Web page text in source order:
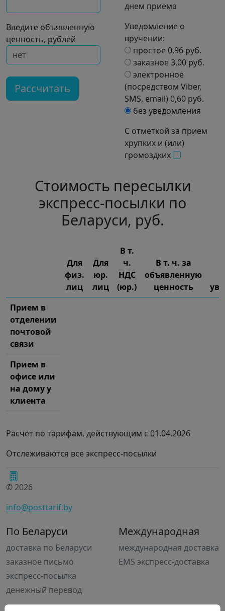
Введите объявленную
ценность, рублей
Рассчитать
днем приема
Уведомление о
вручении:
простое 0,96 руб.
заказное 3,00 руб.
электронное
(посредством Viber,
SMS, email) 0,60 руб.
без уведомления
С отметкой за прием
хрупких и (или)
громоздких
Стоимость пересылки
экспресс-посылки по
Беларуси, руб.
Для
физ.
лиц
Для
юр.
лиц
В т.
ч.
НДС
(юр.)
В т. ч. за
объявленную
ценность
Прием в
отделении
почтовой
связи
Прием в
офисе или
на дому у
клиента
Расчет по тарифам, действующим с 01.04.2026
Отслеживаются все экспресс-посылки
© 2026
info@posttarif.by
По Беларуси
доставка по Беларуси
заказное письмо
экспресс-посылка
денежный перевод
Международная
международная доставка
EMS экспресс-доставка